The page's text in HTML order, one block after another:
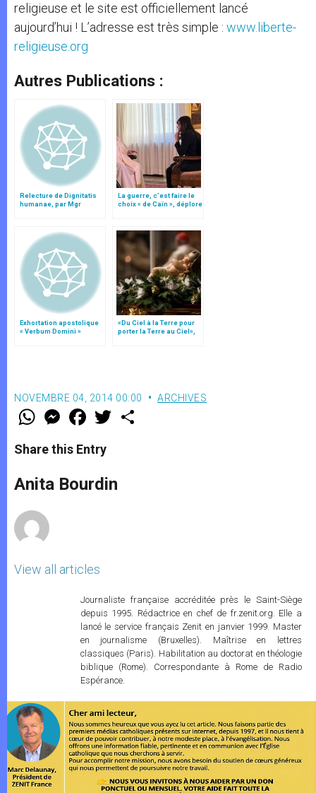
religieuse et le site est officiellement lancé
aujourd’hui ! L’adresse est très simple : www.liberte-
religieuse.org
Autres Publications :
Relecture de Dignitatis
humanae, par Mgr
La guerre, c’est faire le
choix « de Caïn », déplore
Exhortation apostolique
« Verbum Domini »
«Du Ciel à la Terre pour
porter la Terre au Ciel»,
NOVEMBRE 04, 2014 00:00 ARCHIVES
W
t
s
p
p
M
e
s
e
g
e
F
a
e
b
o
k
w
r
Share this Entry
Anita Bourdin
View all articles
Journaliste française accréditée près le Saint-Siège
depuis 1995. Rédactrice en chef de fr.zenit.org. Elle a
lancé le service français Zenit en janvier 1999. Master
en journalisme (Bruxelles). Maîtrise en lettres
classiques (Paris). Habilitation au doctorat en théologie
biblique (Rome). Correspondante à Rome de Radio
Espérance.